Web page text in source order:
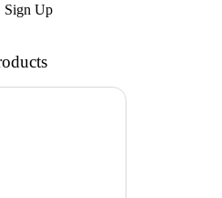
혜택받기
Sign Up